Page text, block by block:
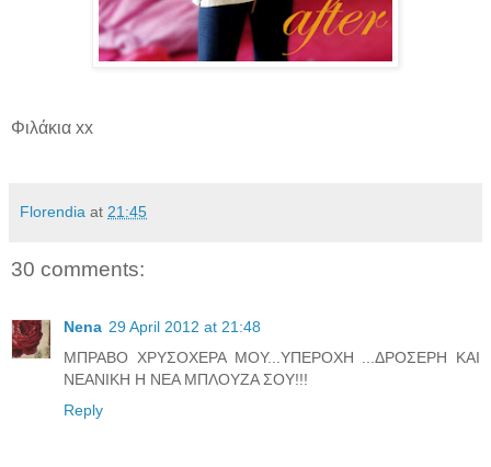
Φιλάκια xx
Florendia at 21:45
30 comments:
Nena 29 April 2012 at 21:48
ΜΠΡΑΒΟ ΧΡΥΣΟΧΕΡΑ ΜΟΥ...ΥΠΕΡΟΧΗ ...ΔΡΟΣΕΡΗ ΚΑΙ
ΝΕΑΝΙΚΗ Η ΝΕΑ ΜΠΛΟΥΖΑ ΣΟΥ!!!
Reply